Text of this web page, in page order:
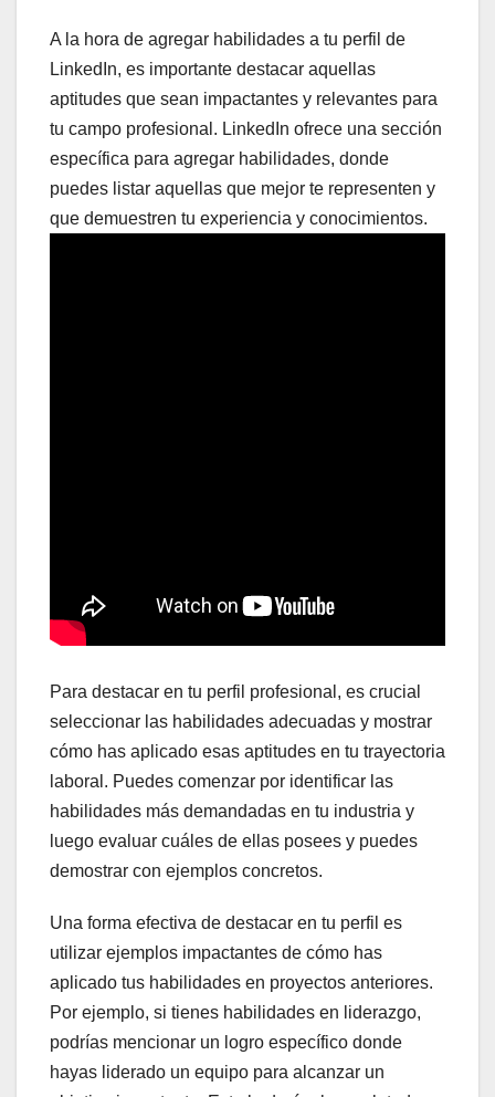
A la hora de agregar habilidades a tu perfil de
LinkedIn, es importante destacar aquellas
aptitudes que sean impactantes y relevantes para
tu campo profesional. LinkedIn ofrece una sección
específica para agregar habilidades, donde
puedes listar aquellas que mejor te representen y
que demuestren tu experiencia y conocimientos.
Para destacar en tu perfil profesional, es crucial
seleccionar las habilidades adecuadas y mostrar
cómo has aplicado esas aptitudes en tu trayectoria
laboral. Puedes comenzar por identificar las
habilidades más demandadas en tu industria y
luego evaluar cuáles de ellas posees y puedes
demostrar con ejemplos concretos.
Una forma efectiva de destacar en tu perfil es
utilizar ejemplos impactantes de cómo has
aplicado tus habilidades en proyectos anteriores.
Por ejemplo, si tienes habilidades en liderazgo,
podrías mencionar un logro específico donde
hayas liderado un equipo para alcanzar un